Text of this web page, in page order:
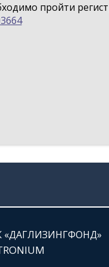
пройти
«ДАГЛИЗИНГФОНД»